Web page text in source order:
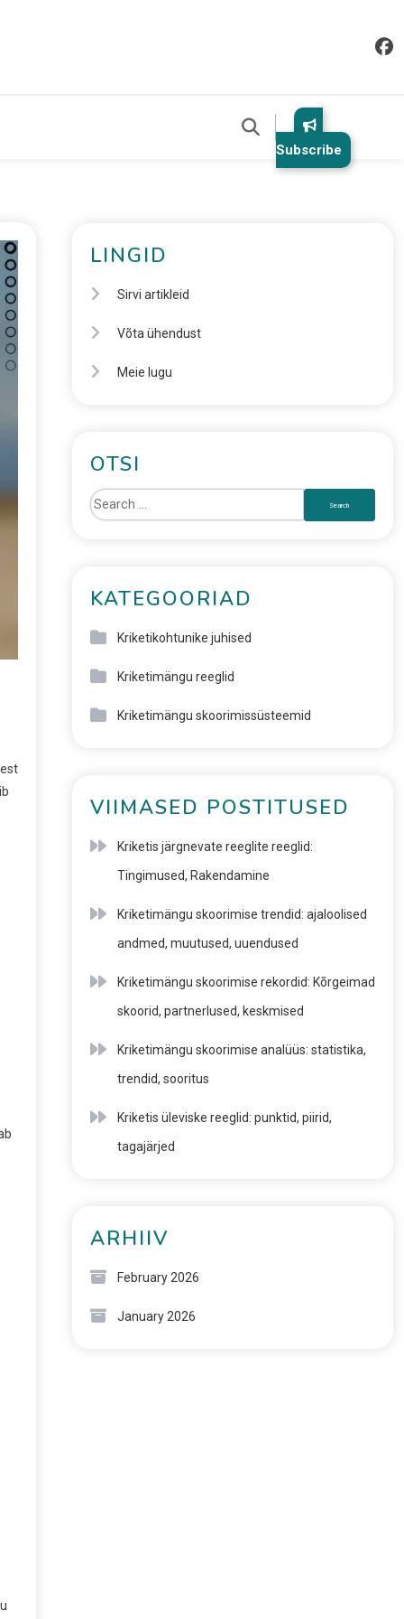
Subscribe
LINGID
Sirvi artikleid
Võta ühendust
Meie lugu
OTSI
KATEGOORIAD
Kriketikohtunike juhised
Kriketimängu reeglid
Kriketimängu skoorimissüsteemid
VIIMASED POSTITUSED
Kriketis järgnevate reeglite reeglid:
Tingimused, Rakendamine
Kriketimängu skoorimise trendid: ajaloolised
andmed, muutused, uuendused
Kriketimängu skoorimise rekordid: Kõrgeimad
skoorid, partnerlused, keskmised
Kriketimängu skoorimise analüüs: statistika,
trendid, sooritus
Kriketis üleviske reeglid: punktid, piirid,
tagajärjed
ARHIIV
February 2026
January 2026